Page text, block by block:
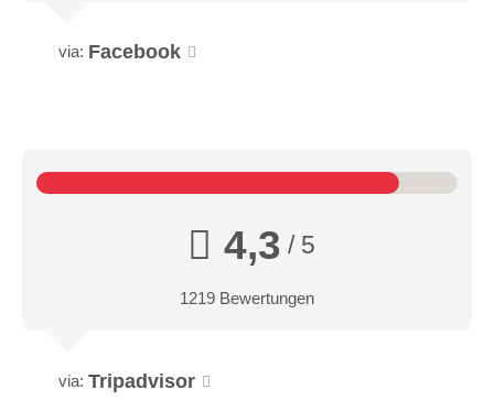
via: Facebook
4,3 / 5
1219 Bewertungen
via: Tripadvisor